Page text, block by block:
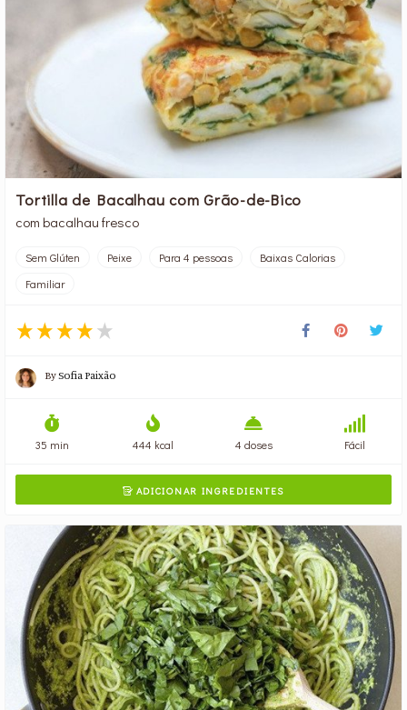
Tortilla de Bacalhau com Grão-de-Bico
com bacalhau fresco
Sem Glúten Peixe Para 4 pessoas
Baixas Calorias
Familiar
BySofia Paixão
35 min 444 kcal 4 doses Fácil
ADICIONAR INGREDIENTES